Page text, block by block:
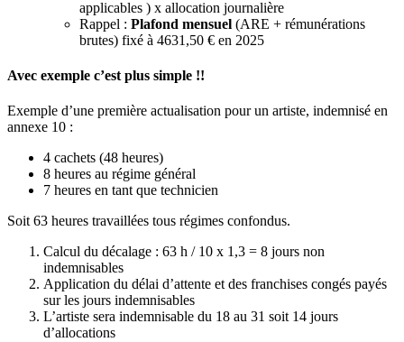
applicables ) x allocation journalière
Rappel : Plafond mensuel (ARE + rémunérations
brutes) fixé à 4631,50 € en 2025
Avec exemple c’est plus simple !!
Exemple d’une première actualisation pour un artiste, indemnisé en
annexe 10 :
4 cachets (48 heures)
8 heures au régime général
7 heures en tant que technicien
Soit 63 heures travaillées tous régimes confondus.
Calcul du décalage : 63 h / 10 x 1,3 = 8 jours non
indemnisables
Application du délai d’attente et des franchises congés payés
sur les jours indemnisables
L’artiste sera indemnisable du 18 au 31 soit 14 jours
d’allocations